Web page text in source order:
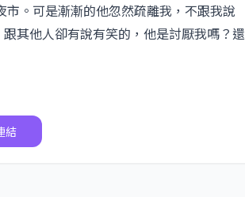
。可是漸漸的他忽然疏離我，不跟我說
其他人卻有說有笑的，他是討厭我嗎？還
結